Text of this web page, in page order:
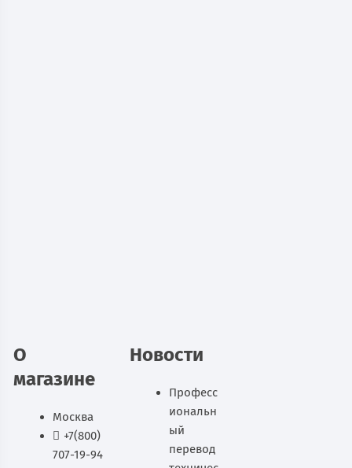
О
магазине
Москва
+7(800)
707-19-94
Новости
Професс
иональн
ый
перевод